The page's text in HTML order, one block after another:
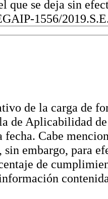
que se deja sin
1556/
de la carga de
de Aplicabilidad
fecha. Cabe
embargo, para
de